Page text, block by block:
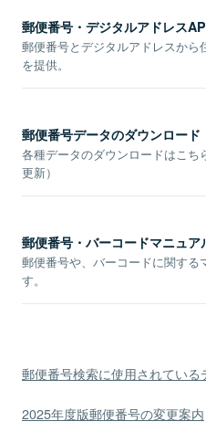
郵便番号・デジタルアドレス
郵便番号とデジタルアドレスから
を提供。
郵便番号データのダウンロード
各種データのダウンロードはこち
更新）
郵便番号・バーコードマニュア
郵便番号や、バーコードに関する
す。
郵便番号検索に使用されている
2025年度版郵便番号の変更案内